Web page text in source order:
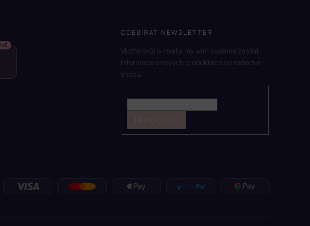
ODEBÍRAT NEWSLETTER
Vložte svůj e-mail a my vám budeme zasílat
informace o nových produktech na našem e-
shopu.